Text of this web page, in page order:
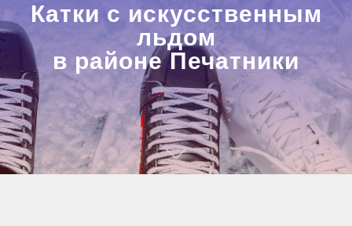
Катки с искусственным
льдом
в районе Печатники